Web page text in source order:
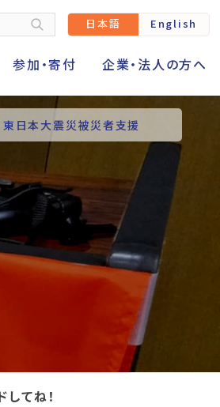
日本語 English
参加・寄付 企業・法人の方へ
日本大震災被災者支援
てね！